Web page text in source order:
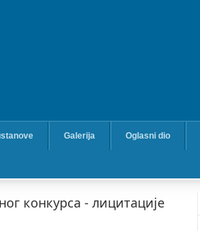
Galerija Oglasni dio
конкурса - лицитације